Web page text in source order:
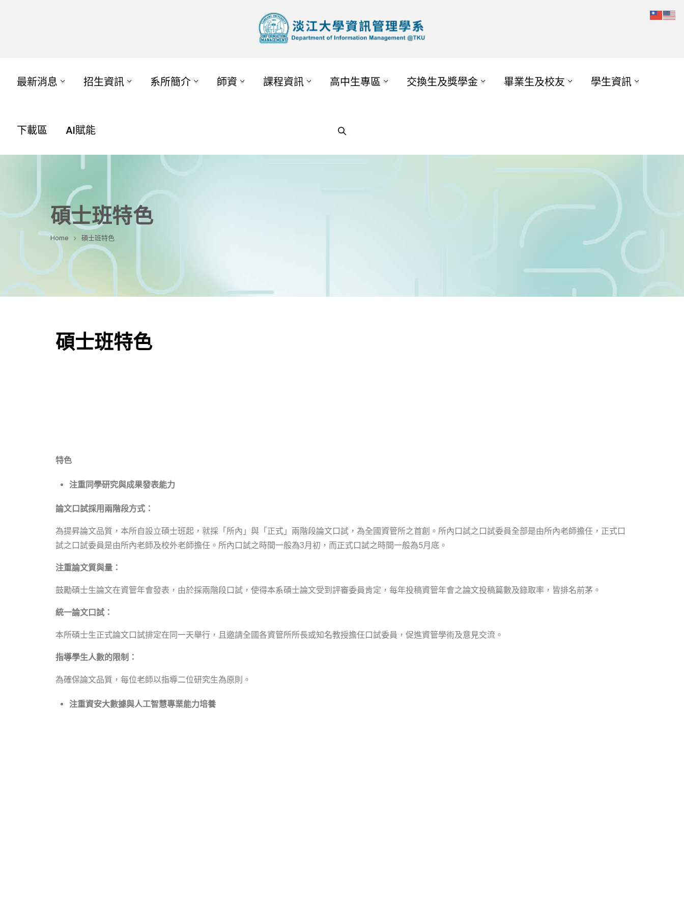
最新消息 招生資訊 系所簡介 師資 課程資訊 高中生專區 交換生及獎學金 畢業生及校友 學生資訊
下載區 AI賦能
碩士班特色
Home 碩士班特色
碩士班特色
特色
注重同學研究與成果發表能力
論文口試採用兩階段方式：
為提昇論文品質，本所自設立碩士班起，就採「所內」與「正式」兩階段論文口試，為全國資管所之首創。所內口試之口試委員全部是由所內老師擔任，正式口
試之口試委員是由所內老師及校外老師擔任。所內口試之時間一般為3月初，而正式口試之時間一般為5月底。
注重論文質與量：
鼓勵碩士生論文在資管年會發表，由於採兩階段口試，使得本系碩士論文受到評審委員肯定，每年投稿資管年會之論文投稿篇數及錄取率，皆排名前茅。
統一論文口試：
本所碩士生正式論文口試排定在同一天舉行，且邀請全國各資管所所長或知名教授擔任口試委員，促進資管學術及意見交流。
指導學生人數的限制：
為確保論文品質，每位老師以指導二位研究生為原則。
注重資安大數據與人工智慧專業能力培養